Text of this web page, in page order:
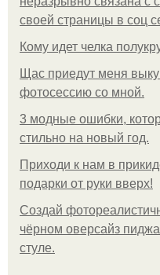
своей страницы в соц
Кому идет челка
Щас приедут меня
фотосессию со мной.
3 модные ошибки,
стильно на новый год.
Приходи к нам в
подарки от руки вверх!
Создай
чёрном оверсайз
стуле.